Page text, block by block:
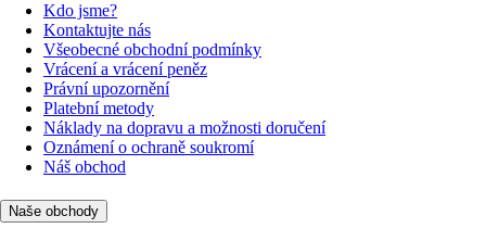
Kdo jsme?
Kontaktujte nás
Všeobecné obchodní podmínky
Vrácení a vrácení peněz
Právní upozornění
Platební metody
Náklady na dopravu a možnosti doručení
Oznámení o ochraně soukromí
Náš obchod
Naše obchody